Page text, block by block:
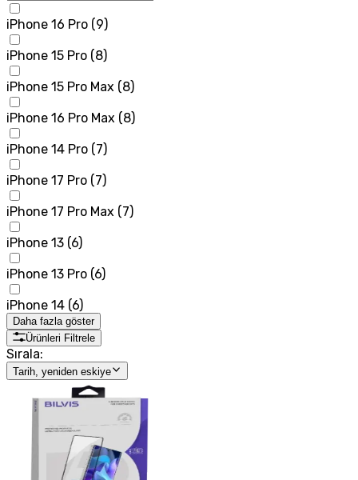
iPhone 16 Pro (9)
iPhone 15 Pro (8)
iPhone 15 Pro Max (8)
iPhone 16 Pro Max (8)
iPhone 14 Pro (7)
iPhone 17 Pro (7)
iPhone 17 Pro Max (7)
iPhone 13 (6)
iPhone 13 Pro (6)
iPhone 14 (6)
Daha fazla göster
Ürünleri Filtrele
Sırala:
Tarih, yeniden eskiye